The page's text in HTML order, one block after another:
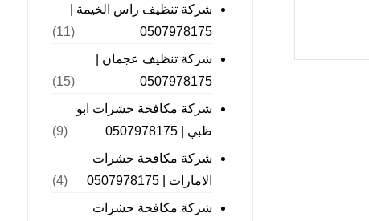
شركة تنظيف راس الخيمة |
0507978175
(11)
شركة تنظيف عجمان |
0507978175
(15)
شركة مكافحة حشرات ابو
ظبي | 0507978175
(9)
شركة مكافحة حشرات
الامارات | 0507978175
(4)
شركة مكافحة حشرات